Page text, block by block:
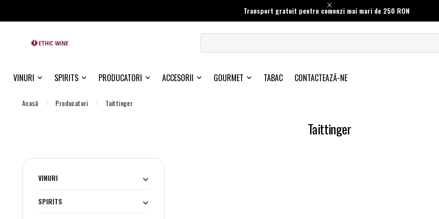
Transport gratuit pentru comenzi mai mari de 250 RON
VINURI SPIRITS PRODUCATORI ACCESORII GOURMET TABAC CONTACTEAZĂ-NE
Acasă Producatori Taittinger
Taittinger
VINURI
SPIRITS